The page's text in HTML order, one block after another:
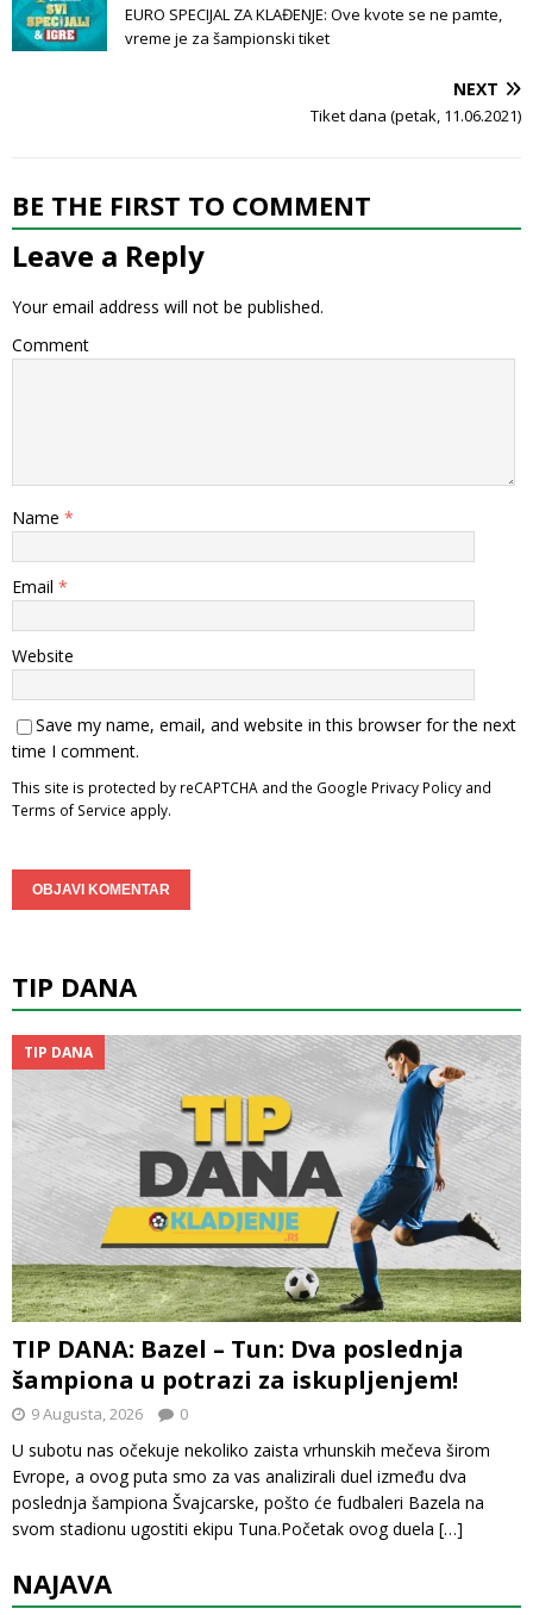
EURO SPECIJAL ZA KLAĐENJE: Ove kvote se ne pamte,
vreme je za šampionski tiket
NEXT
Tiket dana (petak, 11.06.2021)
BE THE FIRST TO COMMENT
Leave a Reply
Your email address will not be published.
Comment
Name *
Email *
Website
Save my name, email, and website in this browser for the next
time I comment.
This site is protected by reCAPTCHA and the Google Privacy Policy and
Terms of Service apply.
TIP DANA
TIP DANA
TIP DANA: Bazel – Tun: Dva poslednja
šampiona u potrazi za iskupljenjem!
9 Augusta, 2026 0
U subotu nas očekuje nekoliko zaista vrhunskih mečeva širom
Evrope, a ovog puta smo za vas analizirali duel između dva
poslednja šampiona Švajcarske, pošto će fudbaleri Bazela na
svom stadionu ugostiti ekipu Tuna.Početak ovog duela […]
NAJAVA